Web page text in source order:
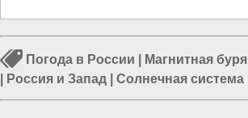
Погода в России Магнитная буря
Россия и Запад Солнечная система
Москве|Дмитрий Жуков